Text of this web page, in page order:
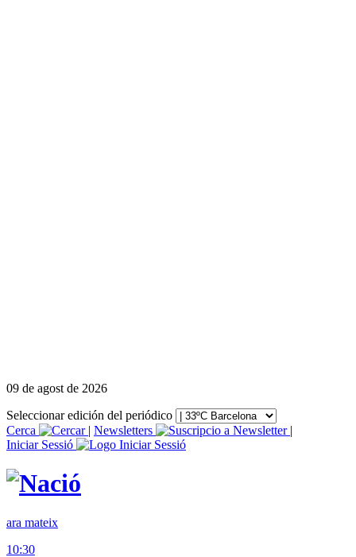
09 de agost de 2026
Seleccionar edición del periódico
Cerca
| Newsletters
|
Iniciar Sessió
ara mateix
10:30